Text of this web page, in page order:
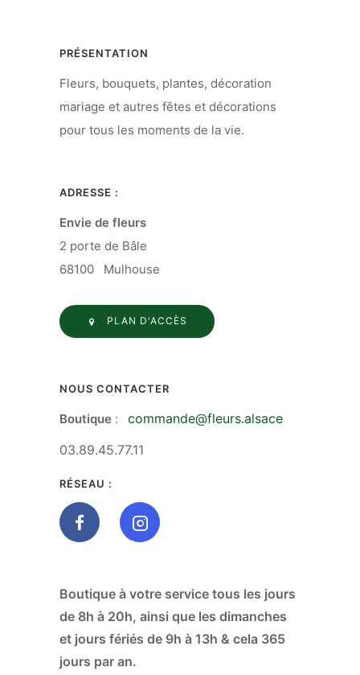
PRÉSENTATION
Fleurs, bouquets, plantes, décoration
mariage et autres fêtes et décorations
pour tous les moments de la vie.
ADRESSE :
Envie de fleurs
2 porte de Bâle
68100 Mulhouse
PLAN D'ACCÈS
NOUS CONTACTER
Boutique :
commande@fleurs.alsace
03.89.45.77.11
RÉSEAU :
Boutique à votre service tous les jours
de 8h à 20h, ainsi que les dimanches
et jours fériés de 9h à 13h & cela 365
jours par an.